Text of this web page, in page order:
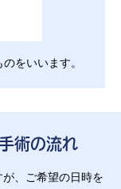
をいいます。
術の流れ
、ご希望の日時を